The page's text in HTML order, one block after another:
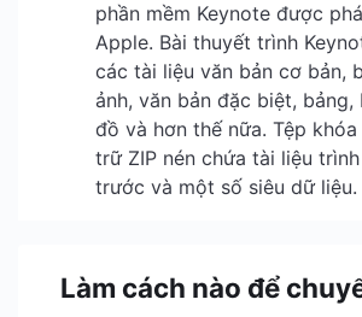
phần mềm Keynote được
Apple. Bài thuyết trình
các tài liệu văn bản cơ bản,
ảnh, văn bản đặc biệt, bảng,
đồ và hơn thế nữa. Tệp
trữ ZIP nén chứa tài liệu
trước và một số siêu dữ liệu.
Làm cách nào để